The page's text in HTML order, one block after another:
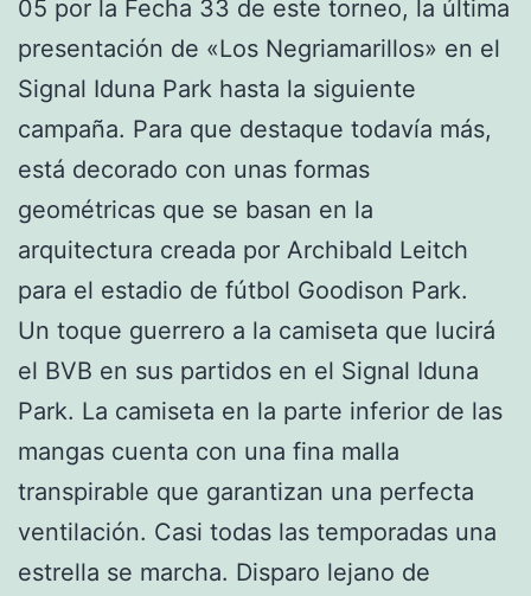
05 por la Fecha 33 de este torneo, la última
presentación de «Los Negriamarillos» en el
Signal Iduna Park hasta la siguiente
campaña. Para que destaque todavía más,
está decorado con unas formas
geométricas que se basan en la
arquitectura creada por Archibald Leitch
para el estadio de fútbol Goodison Park.
Un toque guerrero a la camiseta que lucirá
el BVB en sus partidos en el Signal Iduna
Park. La camiseta en la parte inferior de las
mangas cuenta con una fina malla
transpirable que garantizan una perfecta
ventilación. Casi todas las temporadas una
estrella se marcha. Disparo lejano de